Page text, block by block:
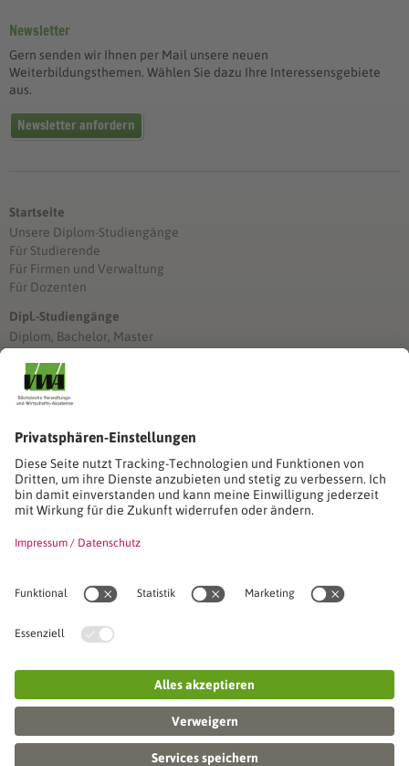
Newsletter
Gern senden wir Ihnen per Mail unsere neuen
Weiterbildungsthemen. Wählen Sie dazu Ihre Interessensgebiete
aus.
Newsletter anfordern
Startseite
Unsere Diplom-Studiengänge
Für Studierende
Für Firmen und Verwaltung
Für Dozenten
Dipl.-Studiengänge
Diplom, Bachelor, Master
Stimmen unserer Absolventinnen und Absolventen
Stimmen unserer Absolventinnen und Absolventen
Seminare
Seminardatenbank
Inhouseanfragen
Seminarreihen
VWA stellt sich vor
Unser SVWA-Team
Veranstaltungsorte und Raumanmietung